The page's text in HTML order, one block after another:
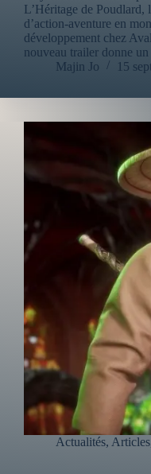
L’Héritage de Poudlard,
d’action-aventure en
développement chez
nouveau trailer donne
Majin Jo
15
Actualités, Articles